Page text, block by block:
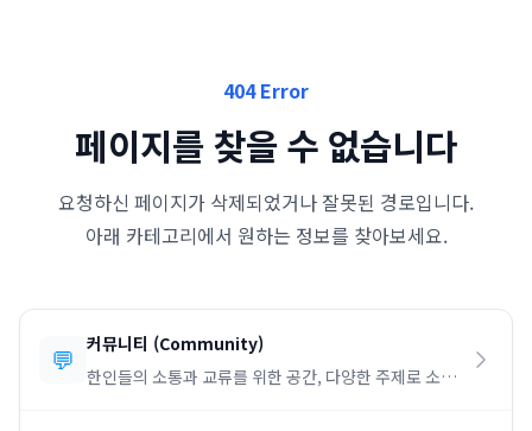
404 Error
페이지를 찾을 수 없습니다
요청하신 페이지가 삭제되었거나 잘못된 경로입니다.
아래 카테고리에서 원하는 정보를 찾아보세요.
💬 커뮤니티 (Community)
한인들의 소통과 교류를 위한 공간, 다양한 주제로 소통